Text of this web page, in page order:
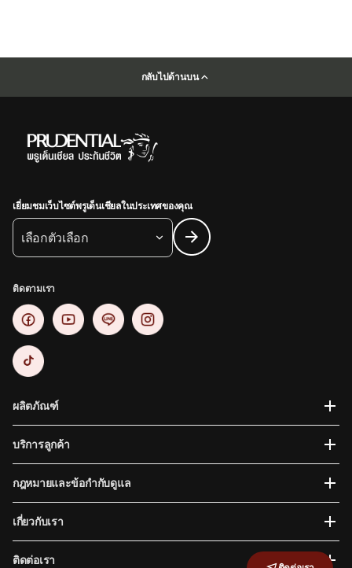
กลับไปด้านบน
เยี่ยมชมเว็บไซต์พรูเด็นเชียลในประเทศของคุณ
เลือกตัวเลือก
ติดตามเรา
ผลิตภัณฑ์
บริการลูกค้า
กฎหมายและข้อกำกับดูแล
เกี่ยวกับเรา
ติดต่อเรา